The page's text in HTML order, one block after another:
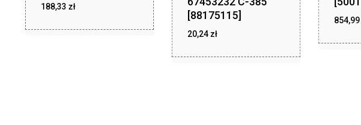
188,33 zł
[88175115]
20,24 zł
854,99